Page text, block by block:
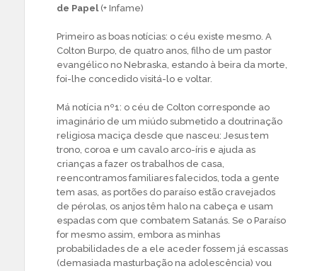
de Papel (+ Infame)
Primeiro as boas notícias: o céu existe mesmo. A
Colton Burpo, de quatro anos, filho de um pastor
evangélico no Nebraska, estando à beira da morte,
foi-lhe concedido visitá-lo e voltar.
Má notícia nº1: o céu de Colton corresponde ao
imaginário de um miúdo submetido a doutrinação
religiosa maciça desde que nasceu: Jesus tem
trono, coroa e um cavalo arco-íris e ajuda as
crianças a fazer os trabalhos de casa,
reencontramos familiares falecidos, toda a gente
tem asas, as portões do paraíso estão cravejados
de pérolas, os anjos têm halo na cabeça e usam
espadas com que combatem Satanás. Se o Paraíso
for mesmo assim, embora as minhas
probabilidades de a ele aceder fossem já escassas
(demasiada masturbação na adolescência) vou